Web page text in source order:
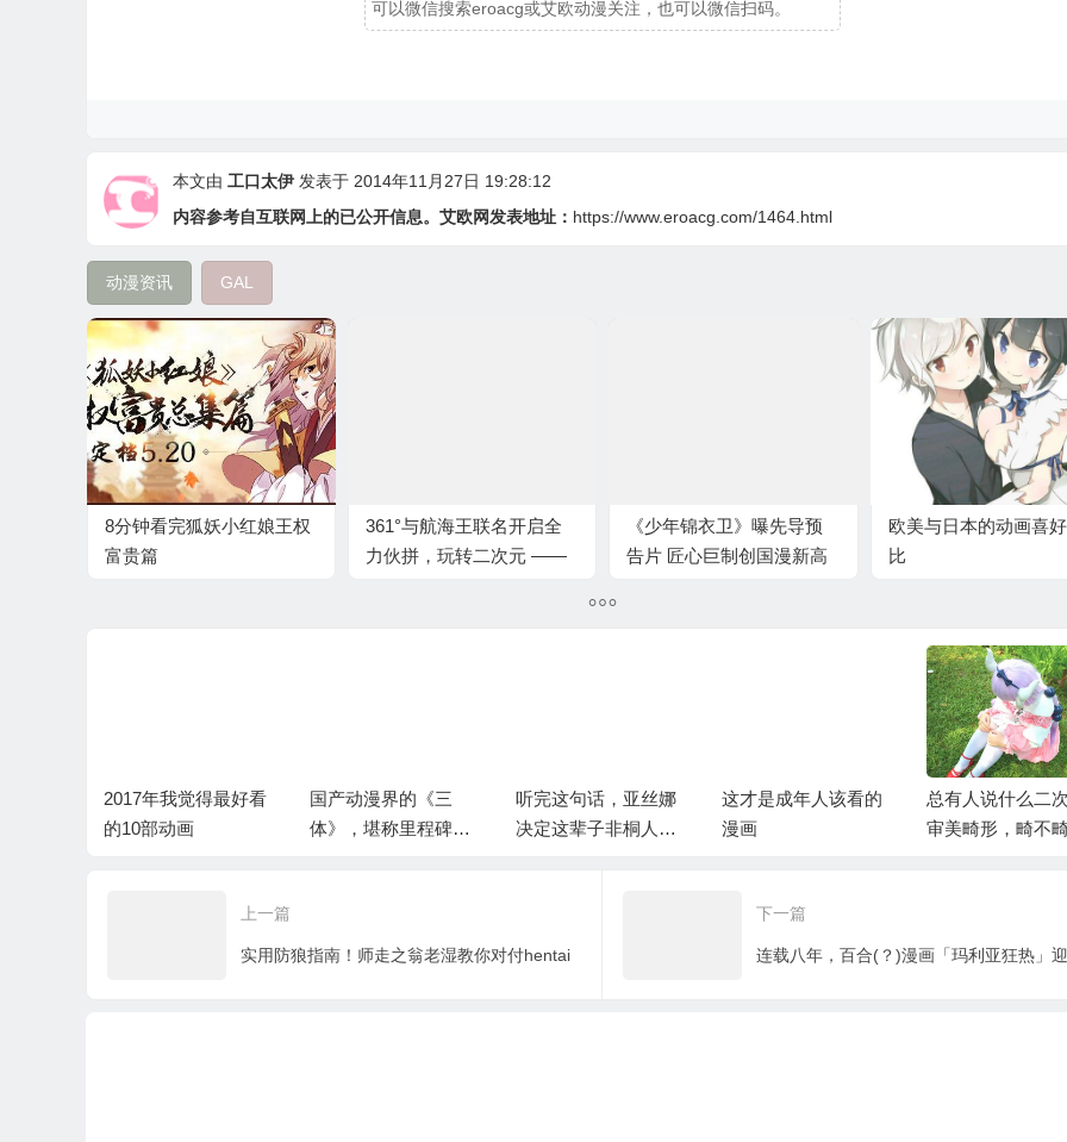
可以微信搜索eroacg或艾欧动漫关注，也可以微信扫码。
本文由 工口太伊 发表于 2014年11月27日 19:28:12
内容参考自互联网上的已公开信息。艾欧网发表地址： https://www.eroacg.com/1464.html
动漫资讯 GAL
8分钟看完狐妖小红娘王权
富贵篇
361°与航海王联名开启全
力伙拼，玩转二次元 ——
《少年锦衣卫》曝先导预
告片 匠心巨制创国漫新高
欧美与日本的动画喜
比
2017年我觉得最好看
的10部动画
国产动漫界的《三
体》，堪称里程碑的
听完这句话，亚丝娜
决定这辈子非桐人不
这才是成年人该看的
漫画
总有人说什么二
审美畸形，畸不
上一篇
实用防狼指南！师走之翁老湿教你对付hentai
下一篇